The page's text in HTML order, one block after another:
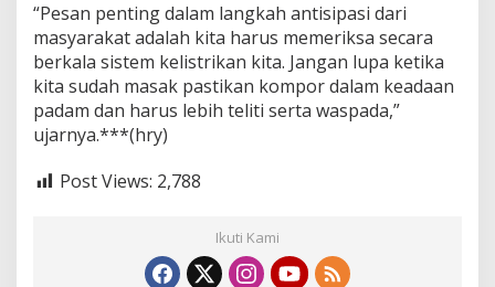
“Pesan penting dalam langkah antisipasi dari
masyarakat adalah kita harus memeriksa secara
berkala sistem kelistrikan kita. Jangan lupa ketika
kita sudah masak pastikan kompor dalam keadaan
padam dan harus lebih teliti serta waspada,”
ujarnya.***(hry)
Post Views: 2,788
Ikuti Kami